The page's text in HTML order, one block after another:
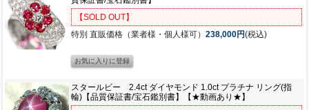
【SOLD OUT】
特別 直販価格（業者様・個人様可） 238,000円(税込)
スタールビー 2.4ct ダイヤモンド 1.0ct プラチナ リング(指
輪)【品質保証書/宝石鑑別書】【★動画あり★】